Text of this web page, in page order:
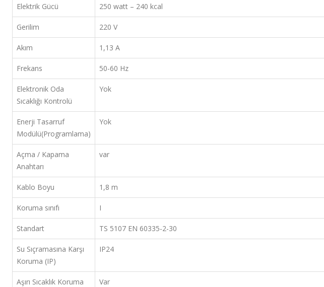
Elektrik Gücü 250 watt – 240 kcal
Gerilim 220 V
Akım 1,13 A
Frekans 50-60 Hz
Elektronik Oda
Sıcaklığı Kontrolü
Yok
Enerji Tasarruf
Modülü(Programlama)
Yok
Açma / Kapama
Anahtarı
var
Kablo Boyu 1,8 m
Koruma sınıfı I
Standart TS 5107 EN 60335-2-30
Su Sıçramasına Karşı
Koruma (IP)
IP24
Aşırı Sıcaklık Koruma
Var